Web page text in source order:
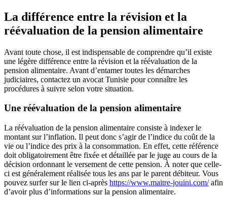
La différence entre la révision et la
réévaluation de la pension alimentaire
Avant toute chose, il est indispensable de comprendre qu’il existe
une légère différence entre la révision et la réévaluation de la
pension alimentaire. Avant d’entamer toutes les démarches
judiciaires, contactez un avocat Tunisie pour connaître les
procédures à suivre selon votre situation.
Une réévaluation de la pension alimentaire
La réévaluation de la pension alimentaire consiste à indexer le
montant sur l’inflation. Il peut donc s’agir de l’indice du coût de la
vie ou l’indice des prix à la consommation. En effet, cette référence
doit obligatoirement être fixée et détaillée par le juge au cours de la
décision ordonnant le versement de cette pension. À noter que celle-
ci est généralement réalisée tous les ans par le parent débiteur. Vous
pouvez surfer sur le lien ci-après https://www.maitre-jouini.com/afin
d’avoir plus d’informations sur la pension alimentaire.